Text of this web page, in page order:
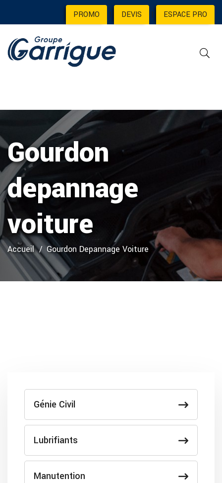
PROMO | DEVIS | ESPACE PRO
Gourdon
depannage
voiture
Accueil Gourdon Depannage Voiture
Génie Civil
Lubrifiants
Manutention